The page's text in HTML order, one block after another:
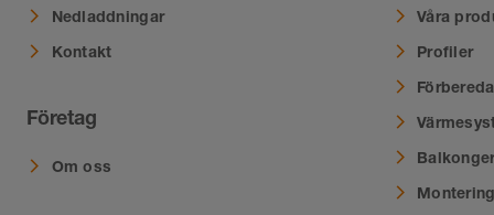
Nedladdningar
Kontakt
Företag
Om oss
Våra
Profiler